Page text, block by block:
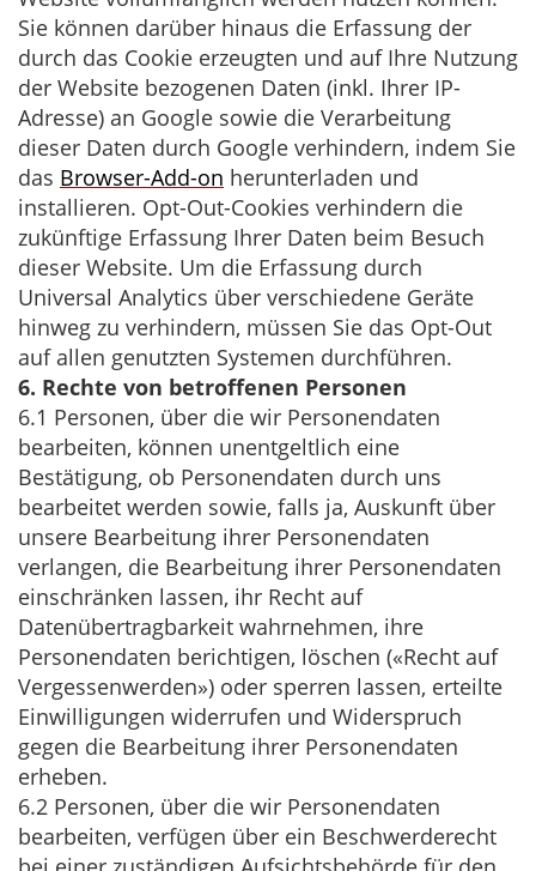
Sie können darüber hinaus die Erfassung der
durch das Cookie erzeugten und auf Ihre Nutzung
der Website bezogenen Daten (inkl. Ihrer IP-
Adresse) an Google sowie die Verarbeitung
dieser Daten durch Google verhindern, indem Sie
das Browser-Add-on herunterladen und
installieren. Opt-Out-Cookies verhindern die
zukünftige Erfassung Ihrer Daten beim Besuch
dieser Website. Um die Erfassung durch
Universal Analytics über verschiedene Geräte
hinweg zu verhindern, müssen Sie das Opt-Out
auf allen genutzten Systemen durchführen.
6. Rechte von betroffenen Personen
6.1 Personen, über die wir Personendaten
bearbeiten, können unentgeltlich eine
Bestätigung, ob Personendaten durch uns
bearbeitet werden sowie, falls ja, Auskunft über
unsere Bearbeitung ihrer Personendaten
verlangen, die Bearbeitung ihrer Personendaten
einschränken lassen, ihr Recht auf
Datenübertragbarkeit wahrnehmen, ihre
Personendaten berichtigen, löschen («Recht auf
Vergessenwerden») oder sperren lassen, erteilte
Einwilligungen widerrufen und Widerspruch
gegen die Bearbeitung ihrer Personendaten
erheben.
6.2 Personen, über die wir Personendaten
bearbeiten, verfügen über ein Beschwerderecht